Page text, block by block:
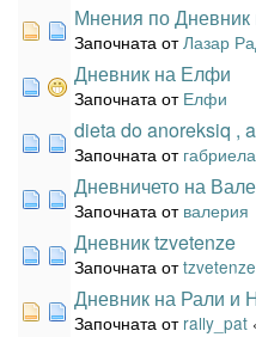
Мнения по
Започната от Лазар
Дневник на Елфи
Започната от Елфи
dieta do anoreksiq ,
Започната от
Дневничето на
Започната от валерия
Дневник tzvetenze
Започната отtzvetenze
Дневник на Рали и
Започната от rally_pat